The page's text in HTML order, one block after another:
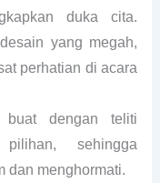
duka cita.
yang megah,
perhatian di acara
dengan teliti
sehingga
dan menghormati.